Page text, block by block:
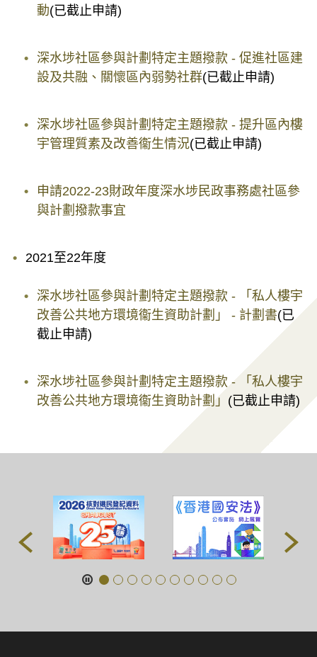
動(已截止申請)
深水埗社區參與計劃特定主題撥款 - 促進社區建
設及共融、關懷區內弱勢社群(已截止申請)
深水埗社區參與計劃特定主題撥款 - 提升區內樓
宇管理質素及改善衞生情況(已截止申請)
申請2022-23財政年度深水埗民政事務處社區參
與計劃撥款事宜
2021至22年度
深水埗社區參與計劃特定主題撥款 - 「私人樓宇
改善公共地方環境衞生資助計劃」 - 計劃書(已
截止申請)
深水埗社區參與計劃特定主題撥款 - 「私人樓宇
改善公共地方環境衞生資助計劃」 (已截止申請)